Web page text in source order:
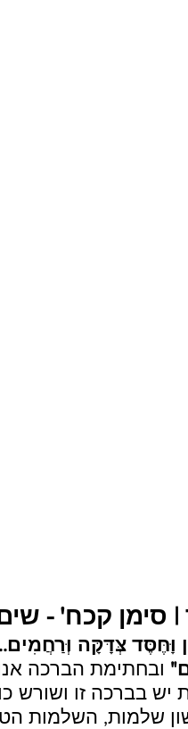
| סימן קכח' -
וָּחֶּסֶּד צְּדָּקָּה
ובחתימת הברכה
יש בברכה זו ושורש
שלמות, השלמות